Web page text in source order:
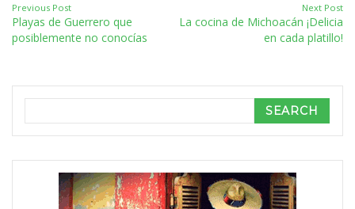
Previous Post
Playas de Guerrero que
posiblemente no conocías
Next Post
La cocina de Michoacán ¡Delicia
en cada platillo!